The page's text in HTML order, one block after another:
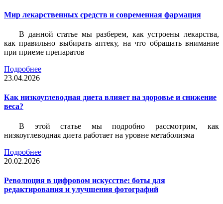
Мир лекарственных средств и современная фармация
В данной статье мы разберем, как устроены лекарства,
как правильно выбирать аптеку, на что обращать внимание
при приеме препаратов
Подробнее
23.04.2026
Как низкоуглеводная диета влияет на здоровье и снижение
веса?
В этой статье мы подробно рассмотрим, как
низкоуглеводная диета работает на уровне метаболизма
Подробнее
20.02.2026
Революция в цифровом искусстве: боты для
редактирования и улучшения фотографий